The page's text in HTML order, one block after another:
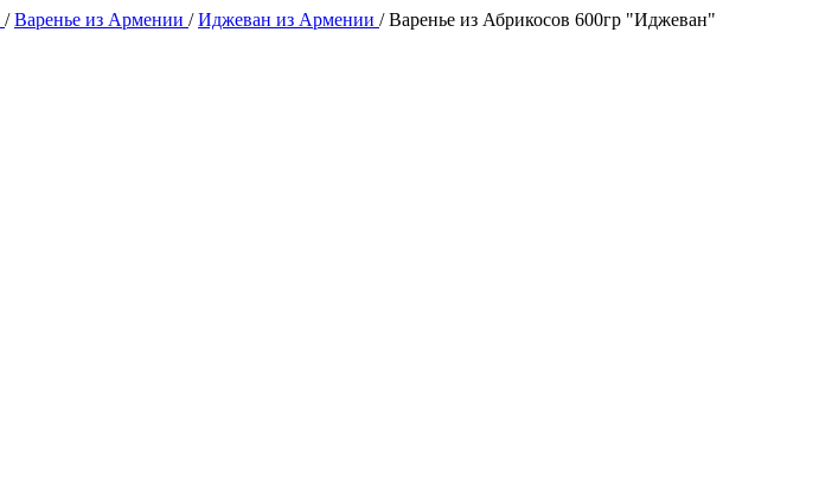
/Варенье из Армении /Иджеван из Армении /Варенье из Абрикосов 600гр "Иджеван"